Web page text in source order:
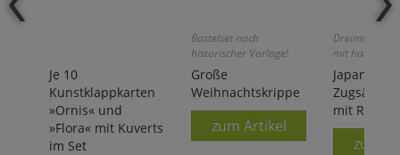
Je 10
Kunstklappkarten
»Ornis« und
»Flora« mit Kuverts
im Set
Bastelset nach
historischer Vorlage!
Große
Weihnachtskrippe
zum Artikel
Dreimal
mit halber
Japanische
Zugsäge
mit
zum